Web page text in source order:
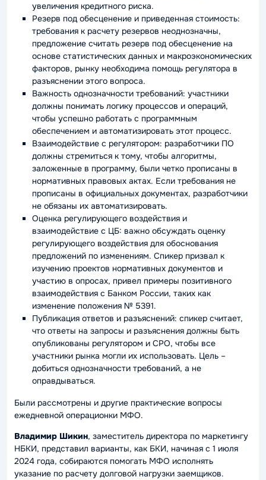
увеличения кредитного риска.
Резерв под обесценение и приведенная стоимость:
требования к расчету резервов неоднозначны,
предложение считать резерв под обесценение на
основе статистических данных и макроэкономических
факторов, рынку необходима помощь регулятора в
разъяснении этого вопроса.
Важность однозначности требований: участники
должны понимать логику процессов и операций,
чтобы успешно работать с программным
обеспечением и автоматизировать этот процесс.
Взаимодействие с регулятором: разработчики ПО
должны стремиться к тому, чтобы алгоритмы,
заложенные в программу, были четко прописаны в
нормативных правовых актах. Если требования не
прописаны в официальных документах, разработчики
не обязаны их автоматизировать.
Оценка регулирующего воздействия и
взаимодействие с ЦБ: важно обсуждать оценку
регулирующего воздействия для обоснования
предложений по изменениям. Спикер призвал к
изучению проектов нормативных документов и
участию в опросах, привел примеры позитивного
взаимодействия с Банком России, таких как
изменение положения № 5391.
Публикация ответов и разъяснений: спикер считает,
что ответы на запросы и разъяснения должны быть
опубликованы регулятором и СРО, чтобы все
участники рынка могли их использовать. Цель –
добиться однозначности требований, а не
оправдываться.
Были рассмотрены и другие практические вопросы
ежедневной операционки МФО.
Владимир Шикин, заместитель директора по маркетингу
НБКИ, представил варианты, как БКИ, начиная с 1 июля
2024 года, собираются помогать МФО исполнять
указание по расчету долговой нагрузки заемщиков.